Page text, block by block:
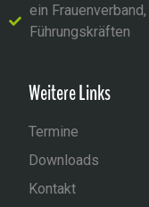
ein
Führungskräften
Weitere Links
Termine
Downloads
Kontakt